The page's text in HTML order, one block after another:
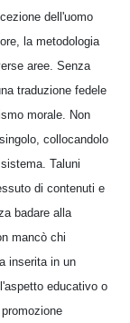
dell'uomo
la metodologia
aree. Senza
traduzione fedele
morale. Non
collocandolo
Taluni
di contenuti e
badare alla
mancò chi
inserita in un
educativo o